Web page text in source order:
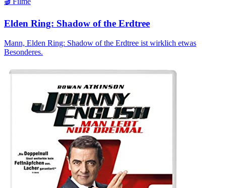
Elden Ring: Shadow of the Erdtree
Mann, Elden Ring: Shadow of the Erdtree ist wirklich etwas
Besonderes.